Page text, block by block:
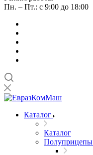
Пн. – Пт.: с 9:00 до 18:00
Каталог
Каталог
Полуприцепы